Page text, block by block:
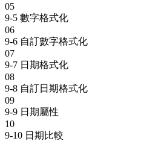
05
9-5 數字格式化
06
9-6 自訂數字格式化
07
9-7 日期格式化
08
9-8 自訂日期格式化
09
9-9 日期屬性
10
9-10 日期比較